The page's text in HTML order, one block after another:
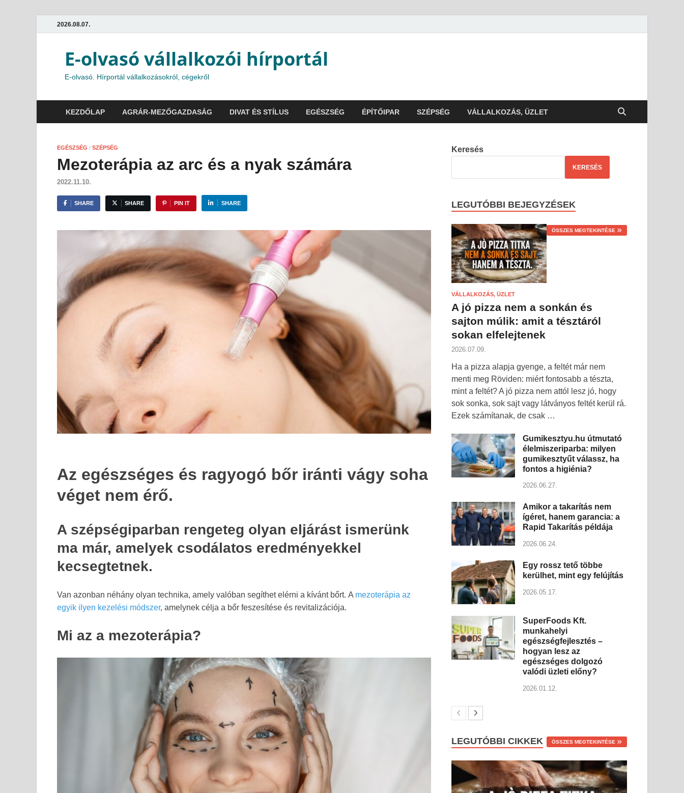
2026.08.07.
E-olvasó vállalkozói hírportál
E-olvasó. Hírportál vállalkozásokról, cégekről
KEZDŐLAP AGRÁR-MEZŐGAZDASÁG DIVAT ÉS STÍLUS EGÉSZSÉG ÉPÍTŐIPAR SZÉPSÉG VÁLLALKOZÁS, ÜZLET
EGÉSZSÉG / SZÉPSÉG
Mezoterápia az arc és a nyak számára
2022.11.10.
SHARE SHARE PIN IT SHARE
Az egészséges és ragyogó bőr iránti vágy soha
véget nem érő.
A szépségiparban rengeteg olyan eljárást ismerünk
ma már, amelyek csodálatos eredményekkel
kecsegtetnek.
Van azonban néhány olyan technika, amely valóban segíthet elérni a kívánt bőrt. A mezoterápia az
egyik ilyen kezelési módszer, amelynek célja a bőr feszesítése és revitalizációja.
Mi az a mezoterápia?
Keresés
KERESÉS
LEGUTÓBBI BEJEGYZÉSEK
ÖSSZES MEGTEKINTÉSE
VÁLLALKOZÁS, ÜZLET
A jó pizza nem a sonkán és
sajton múlik: amit a tésztáról
sokan elfelejtenek
2026.07.09.
Ha a pizza alapja gyenge, a feltét már nem
menti meg Röviden: miért fontosabb a tészta,
mint a feltét? A jó pizza nem attól lesz jó, hogy
sok sonka, sok sajt vagy látványos feltét kerül rá.
Ezek számítanak, de csak …
Gumikesztyu.hu útmutató
élelmiszeriparba: milyen
gumikesztyűt válassz, ha
fontos a higiénia?
2026.06.27.
Amikor a takarítás nem
ígéret, hanem garancia: a
Rapid Takarítás példája
2026.06.24.
Egy rossz tető többe
kerülhet, mint egy felújítás
2026.05.17.
SuperFoods Kft.
munkahelyi
egészségfejlesztés –
hogyan lesz az
egészséges dolgozó
valódi üzleti előny?
2026.01.12.
LEGUTÓBBI CIKKEK ÖSSZES MEGTEKINTÉSE